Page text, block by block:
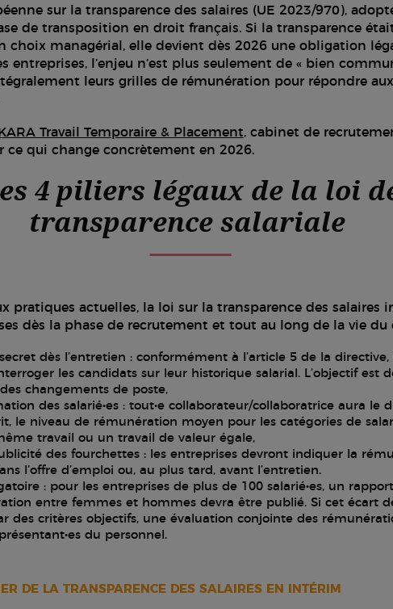
sur la transparence des salaires (UE 2023/970),
de transposition en droit français. Si la transparence
choix managérial, elle devient dès 2026 une obligation
entreprises, l’enjeu n’est plus seulement de « bien
leurs grilles de rémunération pour répondre
KARA Travail Temporaire & Placement, cabinet de
ce qui change concrètement en 2026.
4 piliers légaux de la loi
transparence salariale
pratiques actuelles, la loi sur la transparence des salaires
dès la phase de recrutement et tout au long de la vie du
dès l’entretien : conformément à l’article 5 de la
les candidats sur leur historique salarial. L’objectif est
changements de poste,
des salarié•es : tout•e collaborateur/collaboratrice aura le
le niveau de rémunération moyen pour les catégories de
travail ou un travail de valeur égale,
des fourchettes : les entreprises devront indiquer la
l’offre d’emploi ou, au plus tard, avant l’entretien.
: pour les entreprises de plus de 100 salarié•es, un
entre femmes et hommes devra être publié. Si cet écart
des critères objectifs, une évaluation conjointe des
du personnel.
DE LA TRANSPARENCE DES SALAIRES EN INTÉRIM